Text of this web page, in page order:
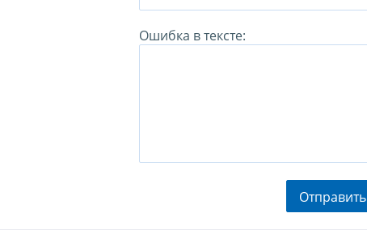
Ошибка в тексте:
Отправить